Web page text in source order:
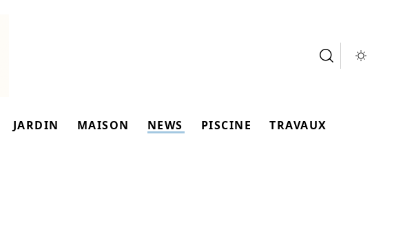
JARDIN MAISON NEWS PISCINE TRAVAUX